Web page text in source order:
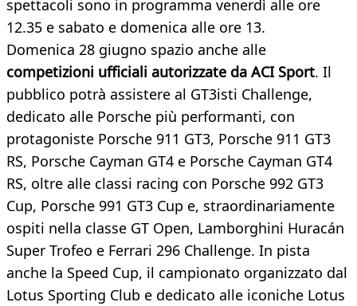
spettacoli sono in programma venerdì alle ore
12.35 e sabato e domenica alle ore 13.
Domenica 28 giugno spazio anche alle
competizioni ufficiali autorizzate da ACI Sport. Il
pubblico potrà assistere al GT3isti Challenge,
dedicato alle Porsche più performanti, con
protagoniste Porsche 911 GT3, Porsche 911 GT3
RS, Porsche Cayman GT4 e Porsche Cayman GT4
RS, oltre alle classi racing con Porsche 992 GT3
Cup, Porsche 991 GT3 Cup e, straordinariamente
ospiti nella classe GT Open, Lamborghini Huracán
Super Trofeo e Ferrari 296 Challenge. In pista
anche la Speed Cup, il campionato organizzato dal
Lotus Sporting Club e dedicato alle iconiche Lotus